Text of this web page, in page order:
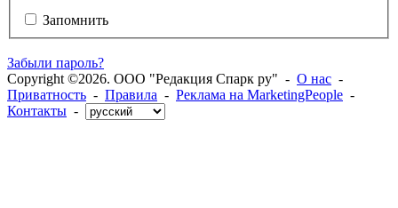
Запомнить
Забыли пароль?
Copyright ©2026. ООО "Редакция Спарк ру" - О нас -
Приватность - Правила - Реклама на MarketingPeople -
Контакты -